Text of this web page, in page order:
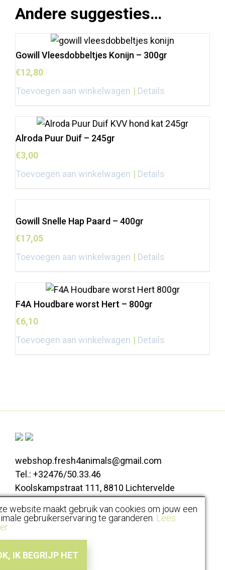
Andere suggesties…
Gowill Vleesdobbeltjes Konijn – 300gr
€12,80
Toevoegen aan winkelwagen
Details
Alroda Puur Duif – 245gr
€3,00
Toevoegen aan winkelwagen
Details
Gowill Snelle Hap Paard – 400gr
€17,05
Toevoegen aan winkelwagen
Details
F4A Houdbare worst Hert – 800gr
€6,10
Toevoegen aan winkelwagen
Details
webshop.fresh4animals@gmail.com
Tel.: +32476/50.33.46
Koolskampstraat 111, 8810 Lichtervelde
Alle prijzen zijn inclusief BTW |
website maakt gebruik van cookies om jouw een
gebruikerservaring te garanderen. Lees
IK BEGRIJP HET